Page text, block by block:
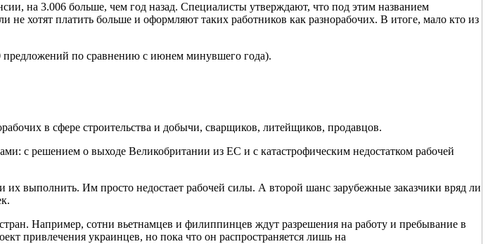
на 3.006 больше, чем год назад. Специалисты утверждают, что под этим названием
хотят платить больше и оформляют таких работников как разнорабочих. В итоге, мало кто из
предложений по сравнению с июнем минувшего года).
в сфере строительства и добычи, сварщиков, литейщиков, продавцов.
с решением о выходе Великобритании из ЕС и с катастрофическим недостатком рабочей
выполнить. Им просто недостает рабочей силы. А второй шанс зарубежные заказчики вряд ли
Например, сотни вьетнамцев и филиппинцев ждут разрешения на работу и пребывание в
привлечения украинцев, но пока что он распространяется лишь на